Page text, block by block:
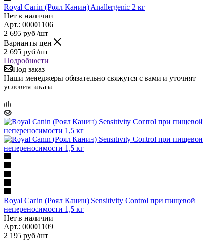
Royal Canin (Роял Канин) Anallergenic 2 кг
Нет в наличии
Арт.: 00001106
2 695 руб./шт
Варианты цен
2 695 руб./шт
Подробности
Под заказ
Наши менеджеры обязательно свяжутся с вами и уточнят
условия заказа
Royal Canin (Роял Канин) Sensitivity Control при пищевой
непереносимости 1,5 кг
Нет в наличии
Арт.: 00001109
2 195 руб./шт